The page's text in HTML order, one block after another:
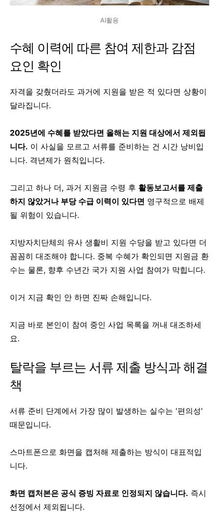
AI활용
수혜 이력에 따른 참여 제한과 감점
요인 확인
자격을 갖췄더라도 과거에 지원을 받은 적 있다면 상황이
달라집니다.
2025년에 수혜를 받았다면 올해는 지원 대상에서 제외됩
니다. 이 사실을 모르고 서류를 준비하는 건 시간 낭비입
니다. 격년제가 원칙입니다.
그리고 하나 더, 과거 지원금 수령 후 활동보고서를 제출
하지 않았거나 부당 수급 이력이 있다면 영구적으로 배제
될 위험이 있습니다.
지방자치단체의 유사 생활비 지원 수당을 받고 있다면 더
꼼꼼히 대조해야 합니다. 중복 수혜가 확인되면 지원금 환
수는 물론, 향후 수년간 국가 지원 사업 참여가 막힙니다.
이거 지금 확인 안 하면 진짜 손해입니다.
지금 바로 본인이 참여 중인 사업 목록을 꺼내 대조하세
요.
탈락을 부르는 서류 제출 방식과 해결
책
서류 준비 단계에서 가장 많이 발생하는 실수는 '편의성'
때문입니다.
스마트폰으로 화면을 캡처해 제출하는 방식이 대표적입
니다.
화면 캡처본은 공식 증빙 자료로 인정되지 않습니다. 즉시
선정에서 제외됩니다.